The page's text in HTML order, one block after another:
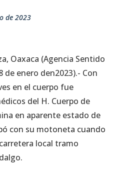
de 2023
Oaxaca (Agencia Sentido
enero den2023).- Con
en el cuerpo fue
del H. Cuerpo de
en aparente estado de
con su motoneta cuando
local tramo